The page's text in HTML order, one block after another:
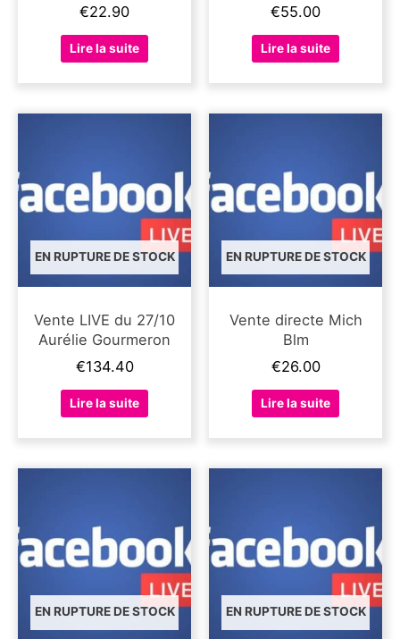
€22.90
Lire la suite
€55.00
Lire la suite
EN RUPTURE DE STOCK
Vente LIVE du 27/10
Aurélie Gourmeron
€134.40
Lire la suite
EN RUPTURE DE STOCK
Vente directe Mich
Blm
€26.00
Lire la suite
EN RUPTURE DE STOCK EN RUPTURE DE STOCK